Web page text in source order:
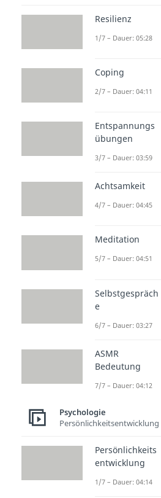
eigenen
klar zu
essenziell.
mit kleinen
und sich
steigern.
leichter.
Für die
eigenen
zugunsten
Prioritäten
bei den
Grenzen
„Nein“ zu
in den
Unbehagen
klarer
die eigene
Warum-Tag:
einplanen,
getan wird,
gefragt
Resilienz
1/7 – Dauer: 05:28
Coping
2/7 – Dauer: 04:11
Entspannungs
übungen
3/7 – Dauer: 03:59
Achtsamkeit
4/7 – Dauer: 04:45
Meditation
5/7 – Dauer: 04:51
Selbstgespräch
e
6/7 – Dauer: 03:27
ASMR
Bedeutung
7/7 – Dauer: 04:12
Psychologie
Persönlichkeitsentwicklung
Persönlichkeits
entwicklung
1/7 – Dauer: 04:14